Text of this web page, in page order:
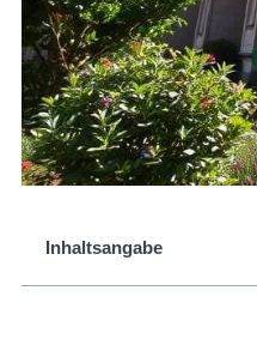
Inhaltsangabe